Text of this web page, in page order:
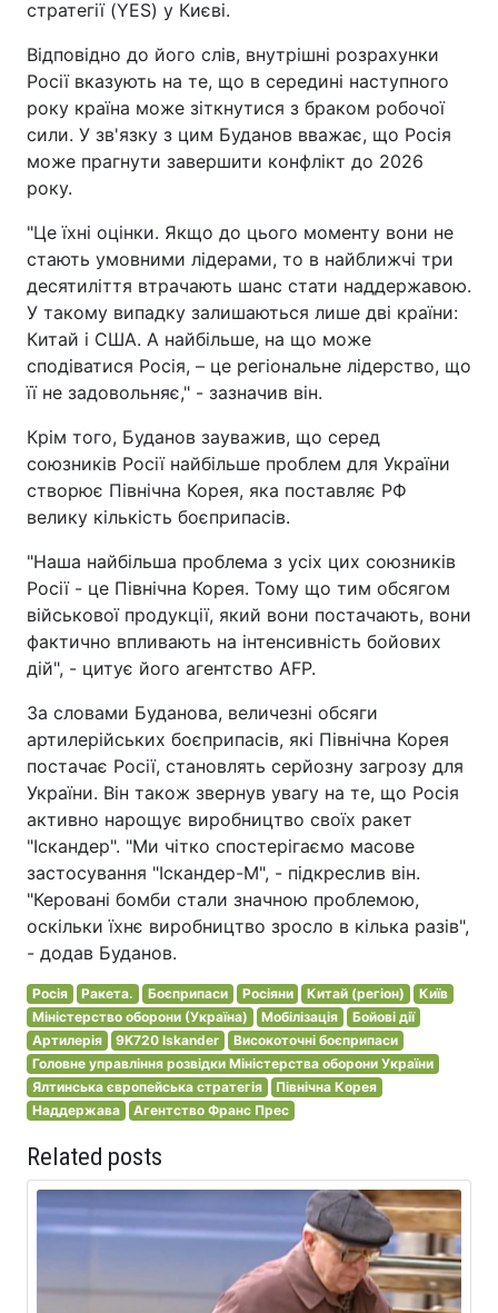
стратегії (YES) у Києві.
Відповідно до його слів, внутрішні розрахунки
Росії вказують на те, що в середині наступного
року країна може зіткнутися з браком робочої
сили. У зв'язку з цим Буданов вважає, що Росія
може прагнути завершити конфлікт до 2026
року.
"Це їхні оцінки. Якщо до цього моменту вони не
стають умовними лідерами, то в найближчі три
десятиліття втрачають шанс стати наддержавою.
У такому випадку залишаються лише дві країни:
Китай і США. А найбільше, на що може
сподіватися Росія, – це регіональне лідерство, що
її не задовольняє," - зазначив він.
Крім того, Буданов зауважив, що серед
союзників Росії найбільше проблем для України
створює Північна Корея, яка поставляє РФ
велику кількість боєприпасів.
"Наша найбільша проблема з усіх цих союзників
Росії - це Північна Корея. Тому що тим обсягом
військової продукції, який вони постачають, вони
фактично впливають на інтенсивність бойових
дій", - цитує його агентство AFP.
За словами Буданова, величезні обсяги
артилерійських боєприпасів, які Північна Корея
постачає Росії, становлять серйозну загрозу для
України. Він також звернув увагу на те, що Росія
активно нарощує виробництво своїх ракет
"Іскандер". "Ми чітко спостерігаємо масове
застосування "Іскандер-М", - підкреслив він.
"Керовані бомби стали значною проблемою,
оскільки їхнє виробництво зросло в кілька разів",
- додав Буданов.
Росія Ракета. Боєприпаси Росіяни Китай (регіон)
Київ
Міністерство оборони (Україна)
Мобілізація
Бойові дії
Артилерія
9K720 Iskander
Високоточні боєприпаси
Головне управління розвідки Міністерства оборони України
Ялтинська європейська стратегія
Північна Корея
Наддержава
Агентство Франс Прес
Related posts